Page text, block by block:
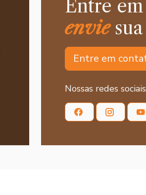
Entre
enviesua
Entre em
Nossas redes sociais